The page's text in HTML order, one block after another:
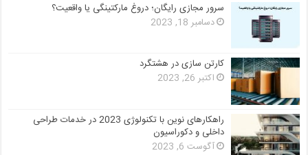
سرور مجازی رایگان؛ دروغ مارکتینگی یا واقعیت؟
دسامبر 18, 2023
کارتن سازی در هشتگرد
اکتبر 26, 2023
راهکارهای نوین با تکنولوژی 2023 در خدمات طراحی
داخلی و دکوراسیون
آگوست 6, 2023